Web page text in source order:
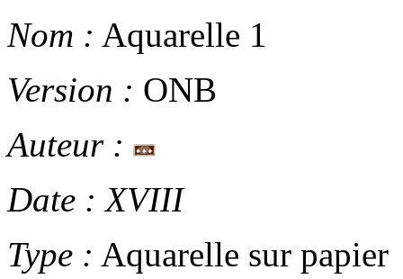
Nom : Aquarelle 1
Version : ONB
Auteur :
Date : XVIII
Type : Aquarelle sur papier